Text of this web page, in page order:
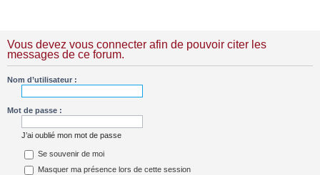
Vous devez vous connecter afin de pouvoir citer les
messages de ce forum.
Nom d’utilisateur :
Mot de passe :
J’ai oublié mon mot de passe
Se souvenir de moi
Masquer ma présence lors de cette session